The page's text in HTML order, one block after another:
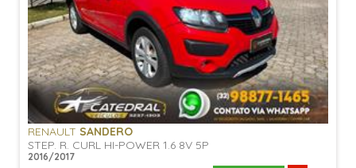
RENAULT SANDERO
STEP. R. CURL HI-POWER 1.6 8V 5P
2016/2017